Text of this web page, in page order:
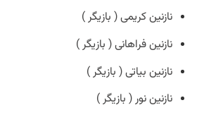
نازنین کریمی ( بازیگر )
نازنین فراهانی ( بازیگر )
نازنین بیاتی ( بازیگر )
نازنین نور ( بازیگر )